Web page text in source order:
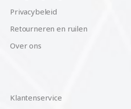
Privacybeleid
Retourneren en ruilen
Over ons
Klantenservice